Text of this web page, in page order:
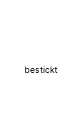
bestickt